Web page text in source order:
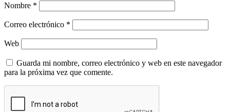
Nombre *
Correo electrónico *
Web
Guarda mi nombre, correo electrónico y web en este navegador
para la próxima vez que comente.